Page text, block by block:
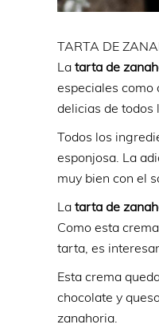
TARTA DE
La tarta de
especiales como
delicias de todos
Todos los
esponjosa. La
muy bien con el
La tarta de
Como esta
tarta, es
Esta crema
chocolate y
zanahoria.